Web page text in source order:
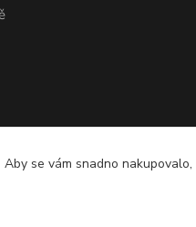
Aby se vám snadno